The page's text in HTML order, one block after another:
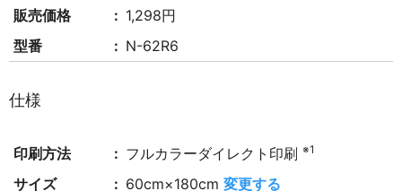
販売価格
1,298円
型番
N-62R6
仕様
印刷方法 フルカラーダイレクト印刷※1
サイズ 60cm×180cm変更する